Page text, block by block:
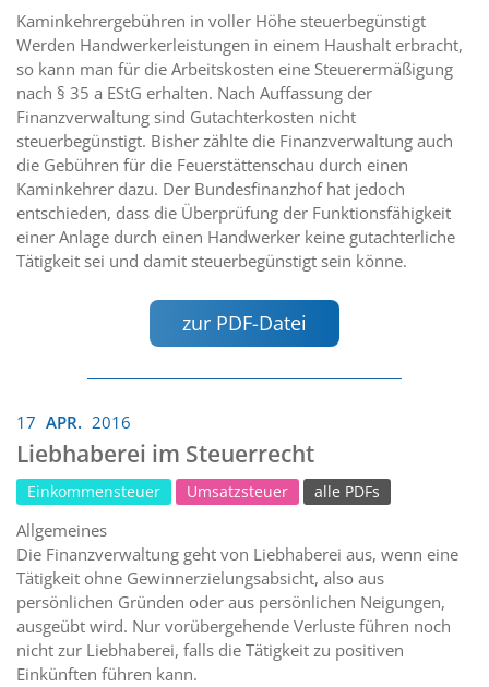
Kaminkehrergebühren in voller Höhe steuerbegünstigt
Werden Handwerkerleistungen in einem Haushalt erbracht,
so kann man für die Arbeitskosten eine Steuerermäßigung
nach § 35 a EStG erhalten. Nach Auffassung der
Finanzverwaltung sind Gutachterkosten nicht
steuerbegünstigt. Bisher zählte die Finanzverwaltung auch
die Gebühren für die Feuerstättenschau durch einen
Kaminkehrer dazu. Der Bundesfinanzhof hat jedoch
entschieden, dass die Überprüfung der Funktionsfähigkeit
einer Anlage durch einen Handwerker keine gutachterliche
Tätigkeit sei und damit steuerbegünstigt sein könne.
zur PDF-Datei
17 APR. 2016
Liebhaberei im Steuerrecht
Einkommensteuer Umsatzsteuer alle PDFs
Allgemeines
Die Finanzverwaltung geht von Liebhaberei aus, wenn eine
Tätigkeit ohne Gewinnerzielungsabsicht, also aus
persönlichen Gründen oder aus persönlichen Neigungen,
ausgeübt wird. Nur vorübergehende Verluste führen noch
nicht zur Liebhaberei, falls die Tätigkeit zu positiven
Einkünften führen kann.